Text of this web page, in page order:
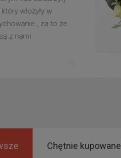
włożyły w
, za to że
z nami .
Chętnie kupowane